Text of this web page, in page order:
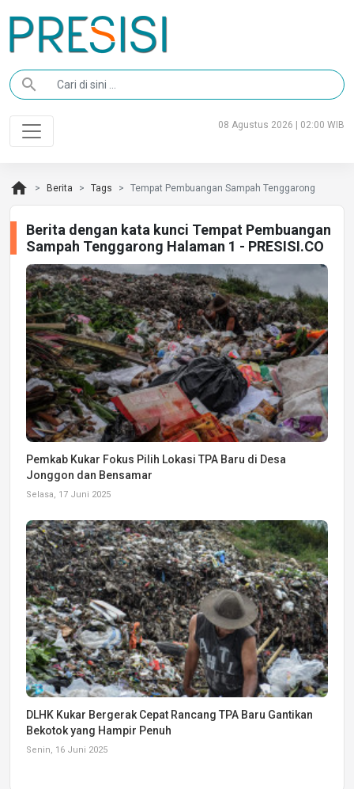
search
08 Agustus 2026 | 02:00 WIB
home Berita Tags Tempat Pembuangan Sampah Tenggarong
Berita dengan kata kunci Tempat Pembuangan
Sampah Tenggarong Halaman 1 - PRESISI.CO
Pemkab Kukar Fokus Pilih Lokasi TPA Baru di Desa
Jonggon dan Bensamar
Selasa, 17 Juni 2025
DLHK Kukar Bergerak Cepat Rancang TPA Baru Gantikan
Bekotok yang Hampir Penuh
Senin, 16 Juni 2025